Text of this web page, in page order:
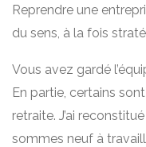
Reprendre une
du sens, à la fois
Vous avez gardé
En partie, certains
retraite. J’ai
sommes neuf à